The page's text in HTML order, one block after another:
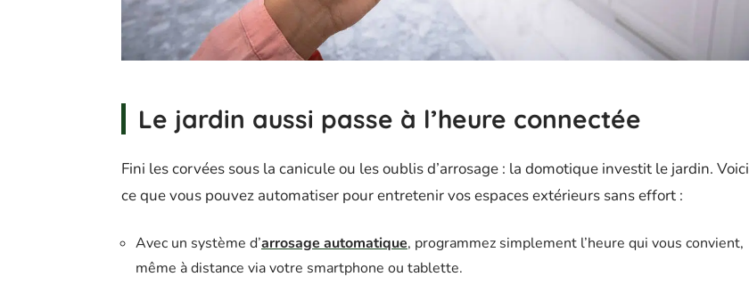
Le jardin aussi passe à l’heure connectée
Fini les corvées sous la canicule ou les oublis d’arrosage : la domotique investit le jardin. Voici
ce que vous pouvez automatiser pour entretenir vos espaces extérieurs sans effort :
Avec un système d’arrosage automatique, programmez simplement l’heure qui vous convient,
même à distance via votre smartphone ou tablette.